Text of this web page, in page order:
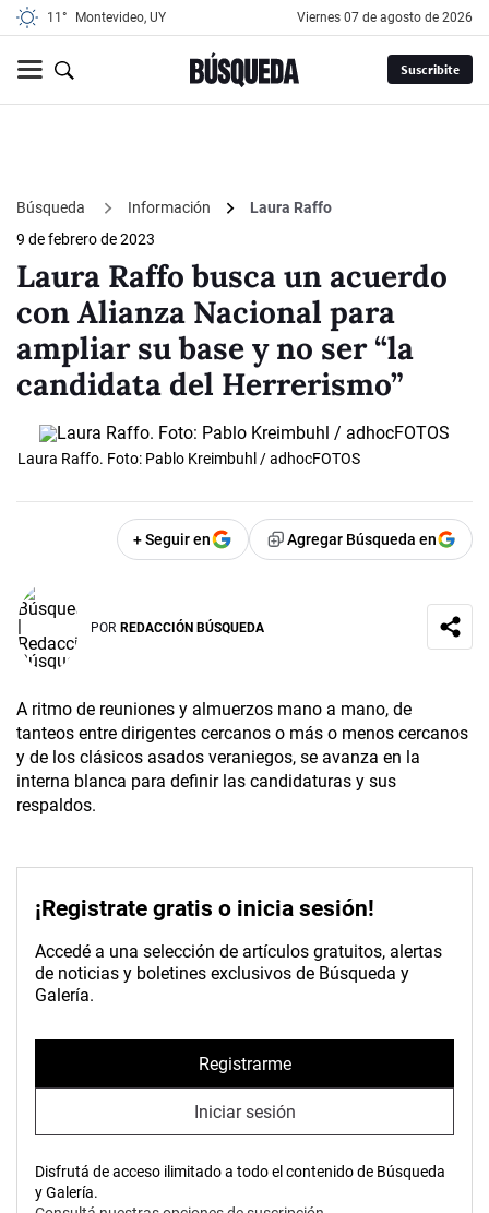
11° Montevideo, UY viernes 07 de agosto de 2026
Suscribite
Búsqueda Información
Laura Raffo
9 de febrero de 2023
Laura Raffo busca un acuerdo
con Alianza Nacional para
ampliar su base y no ser “la
candidata del Herrerismo”
Laura Raffo. Foto: Pablo Kreimbuhl / adhocFOTOS
+ Seguir en Agregar Búsqueda en
POR REDACCIÓN BÚSQUEDA
A ritmo de reuniones y almuerzos mano a mano, de
tanteos entre dirigentes cercanos o más o menos cercanos
y de los clásicos asados veraniegos, se avanza en la
interna blanca para definir las candidaturas y sus
respaldos.
¡Registrate gratis o inicia sesión!
Accedé a una selección de artículos gratuitos, alertas
de noticias y boletines exclusivos de Búsqueda y
Galería.
Registrarme
Iniciar sesión
Disfrutá de acceso ilimitado a todo el contenido de Búsqueda
y Galería.